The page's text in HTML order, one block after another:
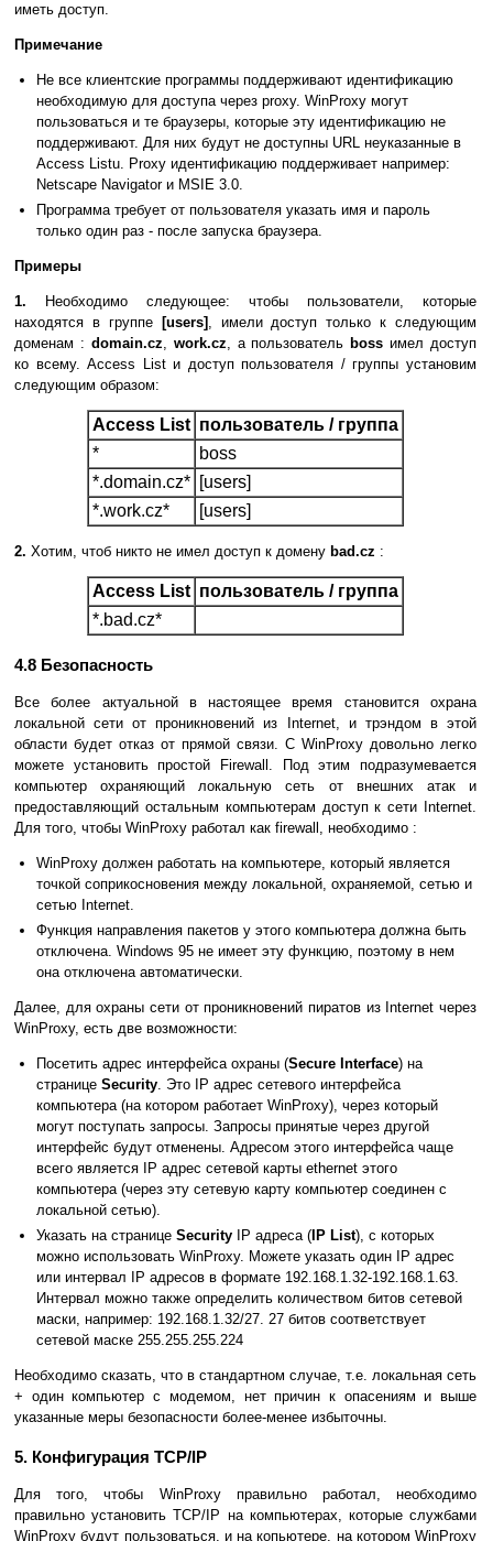
иметь доступ.
Примечание
Не все клиентские программы поддерживают идентификацию
необходимую для доступа через рroxy. WinProxy могут
пользоваться и те браузеры, которые эту идентификацию не
поддерживают. Для них будут не доступны URL неуказанные в
Access Listu. Proxy идентификацию поддерживает например:
Netscape Navigator и MSIE 3.0.
Программа требует от пользователя указать имя и пароль
только один раз - после запуска браузера.
Примеры
1. Необходимо следующее: чтобы пользователи, которые
находятся в группе
[users] , имели доступ только к следующим
доменам : domain.cz, work.cz, а пользователь boss имел доступ
ко всему. Access List и доступ пользователя / группы установим
следующим образом:
Access List пользователь / группа
*
boss
*.domain.cz* [users]
*.work.cz*
[users]
2. Хотим, чтоб никто не имел доступ к домену bad.cz :
Access List пользователь / группа
*.bad.cz*
4.8 Безопасность
Все более актуальной в настоящее время становится охрана
локальной сети от проникновений из Internet, и трэндом в этой
области будет отказ от прямой связи. С WinProxy довольно легко
можете установить простой Firewall. Под этим подразумевается
компьютер охраняющий локальную сеть от внешних атак и
предоставляющий остальным компьютерам доступ к сети Internet.
Для того, чтобы WinProxy работал как firewall, необходимо :
WinProxy должен работать на компьютере, который является
точкой соприкосновения между локальной, охраняемой, сетью и
сетью Internet.
Функция направления пакетов у этого компьютера должна быть
отключена. Windows 95 не имеет эту функцию, поэтому в нем
она отключена автоматически.
Далее, для охраны сети от проникновений пиратов из Internet через
WinProxy, есть две возможности:
Посетить адрес интерфейса охраны (Secure Interface) на
странице Security. Это IP адрес сетевого интерфейса
компьютера (на котором работает WinProxy), через который
могут поступать запросы. Запросы принятые через другой
интерфейс будут отменены. Адресом этого интерфейса чаще
всего является IP адрес сетевой карты ethernet этого
компьютера (через эту сетевую карту компьютер соединен с
локальной сетью).
Указать на странице Security IP адреса ( IP List), с которых
можно использовать WinProxy. Можете указать один IP адрес
или интервал IP адресов в формате 192.168.1.32-192.168.1.63.
Интервал можно также определить количеством битов сетевой
маски, например: 192.168.1.32/27. 27 битов соответствует
сетевой маске 255.255.255.224
Необходимо сказать, что в стандартном случае, т.е. локальная сеть
+ один компьютер с модемом, нет причин к опасениям и выше
указанные меры безопасности более-менее избыточны.
5. Конфигурация TCP/IP
Для того, чтобы WinProxy правильно работал, необходимо
правильно установить TCP/IP на компьютерах, которые службами
WinProxy будут пользоваться, и на копьютере, на котором WinProxy